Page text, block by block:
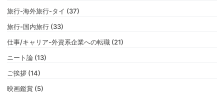
旅行-海外旅行-タイ (37)
旅行-国内旅行 (33)
仕事/キャリア-外資系企業への転職 (21)
ニート論 (13)
ご挨拶 (14)
映画鑑賞 (5)